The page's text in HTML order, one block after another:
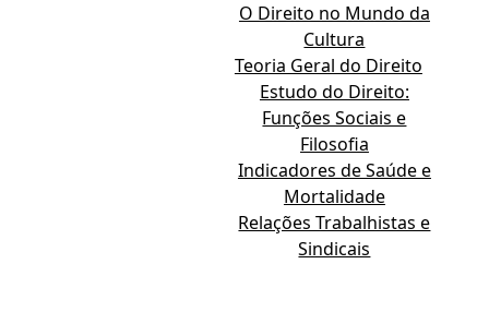
O Direito no Mundo da
Cultura
Teoria Geral do Direito
Estudo do Direito:
Funções Sociais e
Filosofia
Indicadores de Saúde e
Mortalidade
Relações Trabalhistas e
Sindicais